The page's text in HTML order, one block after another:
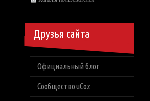
Друзья сайта
Официальный блог
Сообщество uCoz